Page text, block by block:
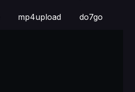
mp4upload do7go